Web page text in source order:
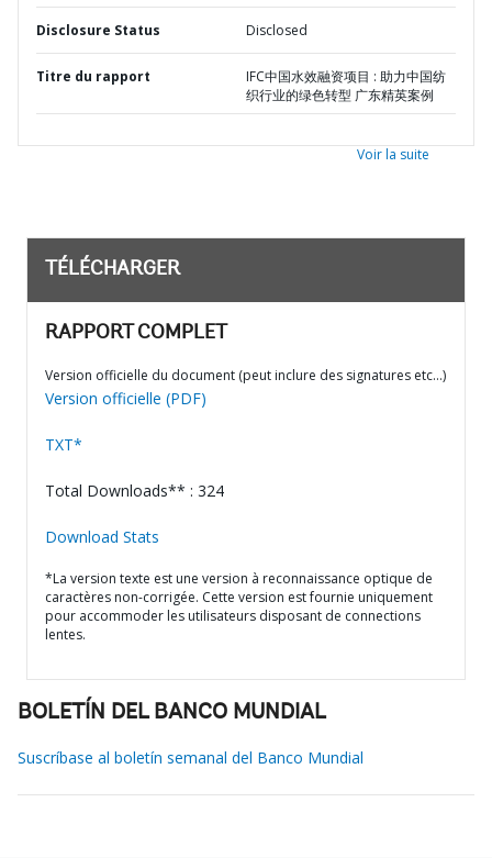
Disclosure Status Disclosed
Titre du rapport
IFC中国水效融资项目 : 助力中国纺
织行业的绿色转型 广东精英案例
Voir la suite
TÉLÉCHARGER
RAPPORT COMPLET
Version officielle du document (peut inclure des signatures etc…)
Version officielle (PDF)
TXT*
Total Downloads** : 324
Download Stats
*La version texte est une version à reconnaissance optique de
caractères non-corrigée. Cette version est fournie uniquement
pour accommoder les utilisateurs disposant de connections
lentes.
BOLETÍN DEL BANCO MUNDIAL
Suscríbase al boletín semanal del Banco Mundial